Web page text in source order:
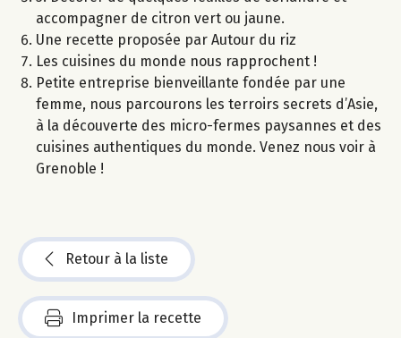
accompagner de citron vert ou jaune.
Une recette proposée par Autour du riz
Les cuisines du monde nous rapprochent !
Petite entreprise bienveillante fondée par une
femme, nous parcourons les terroirs secrets d’Asie,
à la découverte des micro-fermes paysannes et des
cuisines authentiques du monde. Venez nous voir à
Grenoble !
Retour à la liste
Imprimer la recette